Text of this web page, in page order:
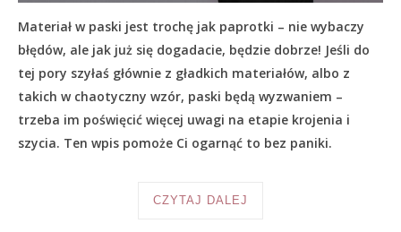
Materiał w paski jest trochę jak paprotki – nie wybaczy
błędów, ale jak już się dogadacie, będzie dobrze! Jeśli do
tej pory szyłaś głównie z gładkich materiałów, albo z
takich w chaotyczny wzór, paski będą wyzwaniem –
trzeba im poświęcić więcej uwagi na etapie krojenia i
szycia. Ten wpis pomoże Ci ogarnąć to bez paniki.
CZYTAJ DALEJ